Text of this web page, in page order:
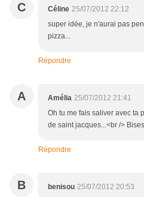
C Céline 25/07/2012 22:12
super idée, je n'aurai pas
pizza...
Répondre
A Amélia 25/07/2012 21:41
Oh tu me fais saliver avec ta
de saint jacques...<br />
Répondre
B benisou 25/07/2012 20:53